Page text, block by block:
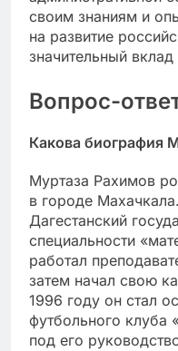
своим знаниям и
на развитие
значительный вклад
Вопрос-
Какова биография
Муртаза Рахимов
в городе
Дагестанский
специальности
работал
затем начал свою
1996 году он стал
футбольного клуба
под его